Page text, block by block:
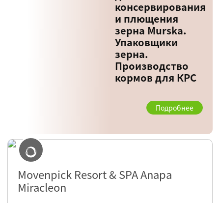
консервирования
и плющения
зерна Murska.
Упаковщики
зерна.
Производство
кормов для КРС
Подробнее
Movenpick Resort & SPA Anapa
Miracleon